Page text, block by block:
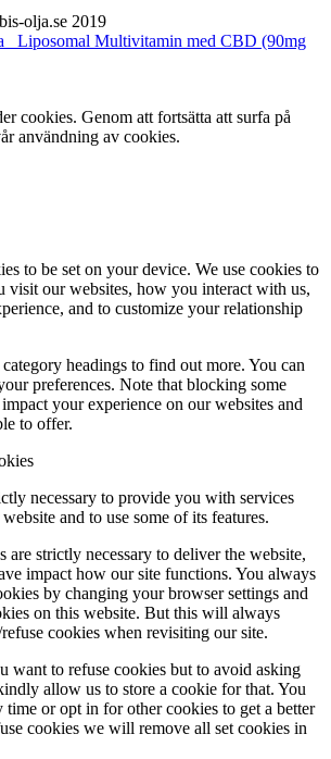
olja.se 2019
Liposomal Multivitamin med CBD (90mg
cookies. Genom att fortsätta att surfa på
användning av cookies.
to be set on your device. We use cookies to
visit our websites, how you interact with us,
and to customize your relationship
headings to find out more. You can
preferences. Note that blocking some
your experience on our websites and
to offer.
necessary to provide you with services
and to use some of its features.
are strictly necessary to deliver the website,
impact how our site functions. You always
by changing your browser settings and
on this website. But this will always
cookies when revisiting our site.
want to refuse cookies but to avoid asking
allow us to store a cookie for that. You
time or opt in for other cookies to get a better
cookies we will remove all set cookies in